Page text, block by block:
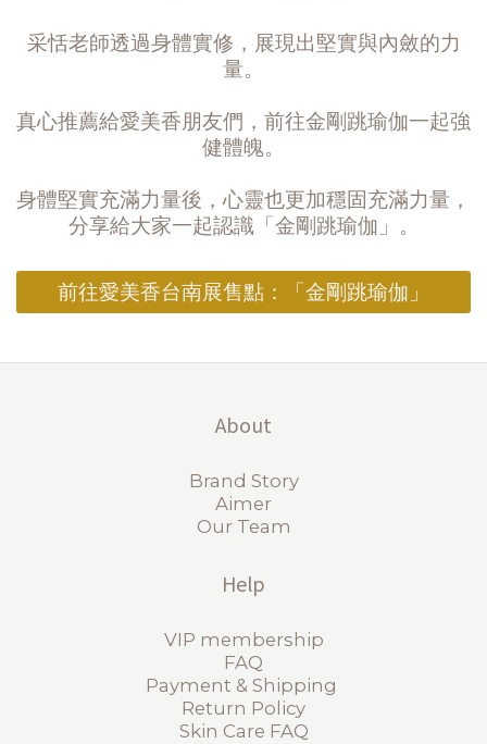
采恬老師透過身體實修，展現出堅實與內斂的力
量。
真心推薦給愛美香朋友們，前往金剛跳瑜伽一起強
健體魄。
身體堅實充滿力量後，心靈也更加穩固充滿力量，
分享給大家一起認識「金剛跳瑜伽」。
前往愛美香台南展售點：「金剛跳瑜伽」
About
Brand Story
Aimer
Our Team
Help
VIP membership
FAQ
Payment & Shipping
Return Policy
Skin Care FAQ